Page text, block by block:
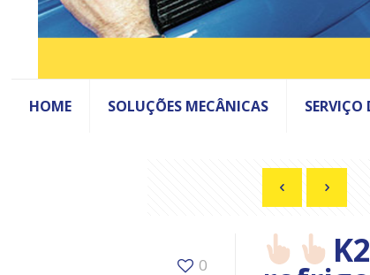
HOME SOLUÇÕES MECÂNICAS SERVIÇO
0